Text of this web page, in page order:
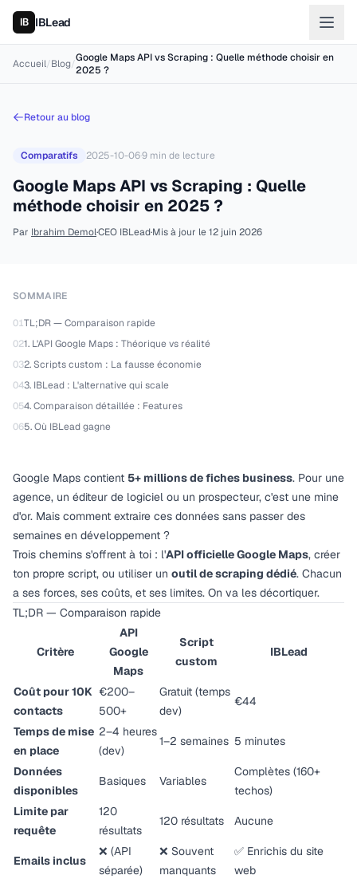
IBLead
Accueil/Blog/Google Maps API vs Scraping : Quelle méthode choisir en
2025 ?
Retour au blog
Comparatifs 2025-10-06·9 min de lecture
Google Maps API vs Scraping : Quelle
méthode choisir en 2025 ?
Par Ibrahim Demol·CEO IBLead·Mis à jour le12 juin 2026
SOMMAIRE
01TL;DR — Comparaison rapide
021. L'API Google Maps : Théorique vs réalité
032. Scripts custom : La fausse économie
043. IBLead : L'alternative qui scale
054. Comparaison détaillée : Features
065. Où IBLead gagne
Google Maps contient 5+ millions de fiches business. Pour une
agence, un éditeur de logiciel ou un prospecteur, c'est une mine
d'or. Mais comment extraire ces données sans passer des
semaines en développement ?
Trois chemins s'offrent à toi : l'API officielle Google Maps, créer
ton propre script, ou utiliser un outil de scraping dédié. Chacun
a ses forces, ses coûts, et ses limites. On va les décortiquer.
TL;DR — Comparaison rapide
Critère
API
Google
Maps
Script
custom
IBLead
Coût pour 10K
contacts
€200–
500+
Gratuit (temps
dev)
€44
Temps de mise
en place
2–4 heures
(dev)
1–2 semaines 5 minutes
Données
disponibles
Basiques Variables
Complètes (160+
techos)
Limite par
requête
120
résultats
120 résultats Aucune
Emails inclus
❌ (API
séparée)
❌ Souvent
manquants
✅ Enrichis du site
web